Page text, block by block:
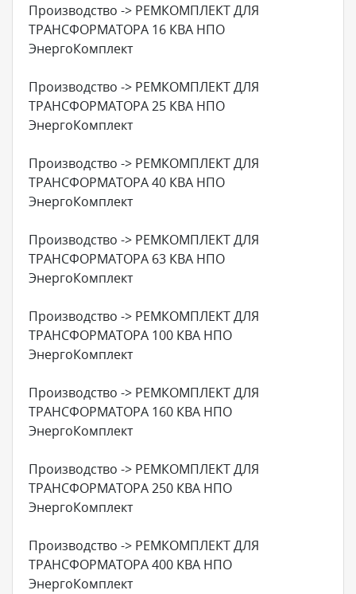
Производство -> РЕМКОМПЛЕКТ ДЛЯ
ТРАНСФОРМАТОРА 16 КВА НПО
ЭнергоКомплект
Производство -> РЕМКОМПЛЕКТ ДЛЯ
ТРАНСФОРМАТОРА 25 КВА НПО
ЭнергоКомплект
Производство -> РЕМКОМПЛЕКТ ДЛЯ
ТРАНСФОРМАТОРА 40 КВА НПО
ЭнергоКомплект
Производство -> РЕМКОМПЛЕКТ ДЛЯ
ТРАНСФОРМАТОРА 63 КВА НПО
ЭнергоКомплект
Производство -> РЕМКОМПЛЕКТ ДЛЯ
ТРАНСФОРМАТОРА 100 КВА НПО
ЭнергоКомплект
Производство -> РЕМКОМПЛЕКТ ДЛЯ
ТРАНСФОРМАТОРА 160 КВА НПО
ЭнергоКомплект
Производство -> РЕМКОМПЛЕКТ ДЛЯ
ТРАНСФОРМАТОРА 250 КВА НПО
ЭнергоКомплект
Производство -> РЕМКОМПЛЕКТ ДЛЯ
ТРАНСФОРМАТОРА 400 КВА НПО
ЭнергоКомплект